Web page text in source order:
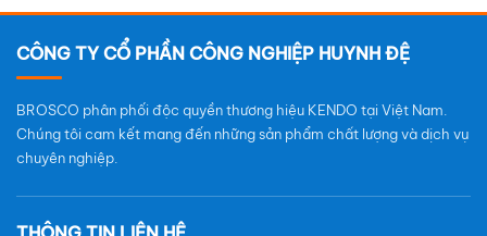
CÔNG TY CỔ PHẦN CÔNG NGHIỆP HUYNH ĐỆ
BROSCO phân phối độc quyền thương hiệu KENDO tại Việt Nam.
Chúng tôi cam kết mang đến những sản phẩm chất lượng và dịch vụ
chuyên nghiệp.